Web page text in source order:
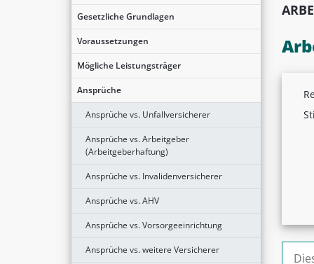
Gesetzliche Grundlagen
Voraussetzungen
Mögliche Leistungsträger
Ansprüche
Ansprüche vs. Unfallversicherer
Ansprüche vs. Arbeitgeber
(Arbeitgeberhaftung)
Ansprüche vs. Invalidenversicherer
Ansprüche vs. AHV
Ansprüche vs. Vorsorgeeinrichtung
Ansprüche vs. weitere Versicherer